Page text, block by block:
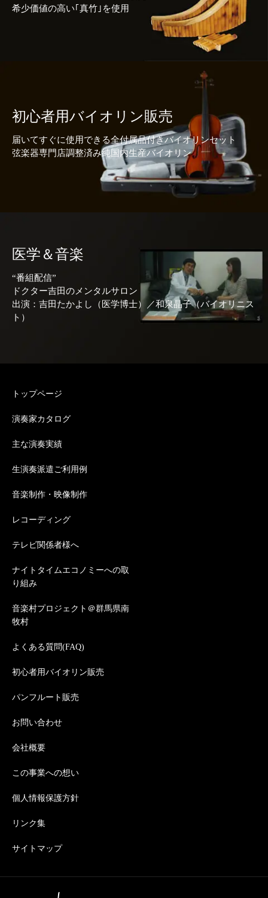
希少価値の高い｢真竹｣を使用
初心者用バイオリン販売
届いてすぐに使用できる全付属品付きバイオリンセット
弦楽器専門店調整済み純国内生産バイオリン
医学＆音楽
“番組配信”
ドクター吉田のメンタルサロン
出演：吉田たかよし（医学博士）／和泉晶子（バイオリニス
ト）
トップページ
演奏家カタログ
主な演奏実績
生演奏派遣ご利用例
音楽制作・映像制作
レコーディング
テレビ関係者様へ
ナイトタイムエコノミーへの取
り組み
音楽村プロジェクト＠群馬県南
牧村
よくある質問(FAQ)
初心者用バイオリン販売
パンフルート販売
お問い合わせ
会社概要
この事業への想い
個人情報保護方針
リンク集
サイトマップ